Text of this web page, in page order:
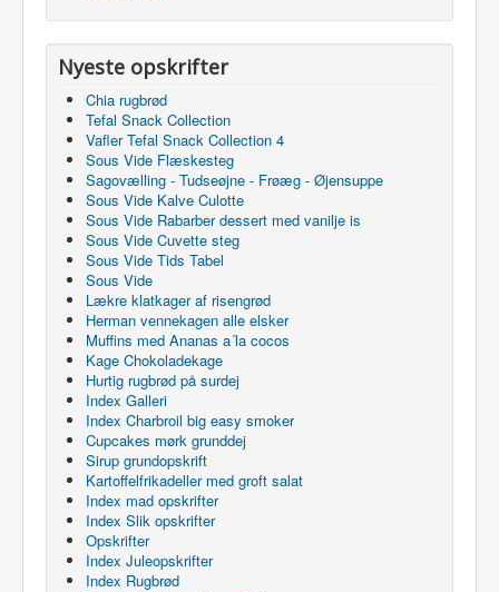
Nyeste opskrifter
Chia rugbrød
Tefal Snack Collection
Vafler Tefal Snack Collection 4
Sous Vide Flæskesteg
Sagovælling - Tudseøjne - Frøæg - Øjensuppe
Sous Vide Kalve Culotte
Sous Vide Rabarber dessert med vanilje is
Sous Vide Cuvette steg
Sous Vide Tids Tabel
Sous Vide
Lækre klatkager af risengrød
Herman vennekagen alle elsker
Muffins med Ananas a´la cocos
Kage Chokoladekage
Hurtig rugbrød på surdej
Index Galleri
Index Charbroil big easy smoker
Cupcakes mørk grunddej
Sirup grundopskrift
Kartoffelfrikadeller med groft salat
Index mad opskrifter
Index Slik opskrifter
Opskrifter
Index Juleopskrifter
Index Rugbrød